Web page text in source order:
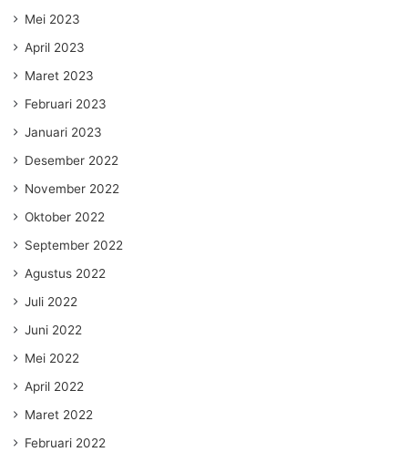
Mei 2023
April 2023
Maret 2023
Februari 2023
Januari 2023
Desember 2022
November 2022
Oktober 2022
September 2022
Agustus 2022
Juli 2022
Juni 2022
Mei 2022
April 2022
Maret 2022
Februari 2022